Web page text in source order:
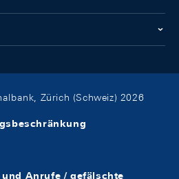
Zürich (Schweiz) 2026
Anrufe / gefälschte